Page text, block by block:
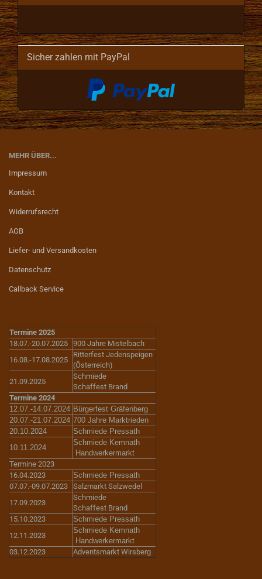
Sicher zahlen mit PayPal
MEHR ÜBER...
Impressum
Kontakt
Widerrufsrecht
AGB
Liefer- und Versandkosten
Datenschutz
Callback Service
Termine 2025
18.07.-20.07.2025 900 Jahre Mistelbach
16.08.-17.08.2025
Ritterfest Jedenspeigen
(Österreich)
21.09.2025
Schmiede
Schaffest Brand
Termine 2024
12.07.-14.07.2024 Bürgerfest Gräfenberg
20.07.-21.07.2024 700 Jahre Marktrieden
20.10.2024
Schmiede Pressath
10.11.2024
Schmiede Kemnath
Handwerkermarkt
Termine 2023
16.04.2023
Schmiede Pressath
07.07.-09.07.2023 Salzmarkt Salzwedel
17.09.2023
Schmiede
Schaffest Brand
15.10.2023
Schmiede Pressath
12.11.2023
Schmiede Kemnath
Handwerkermarkt
03.12.2023
Adventsmarkt Wirsberg